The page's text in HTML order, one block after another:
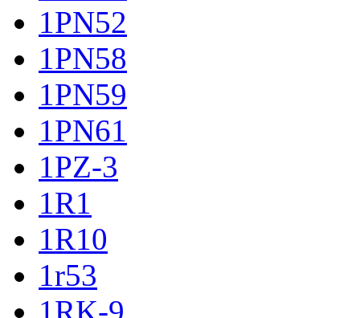
1PN52
1PN58
1PN59
1PN61
1PZ-3
1R1
1R10
1r53
1RK-9